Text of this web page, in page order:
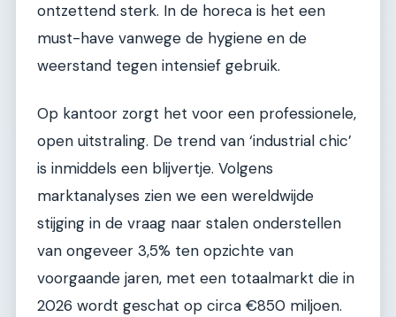
ontzettend sterk. In de horeca is het een
must-have vanwege de hygiene en de
weerstand tegen intensief gebruik.
Op kantoor zorgt het voor een professionele,
open uitstraling. De trend van ‘industrial chic’
is inmiddels een blijvertje. Volgens
marktanalyses zien we een wereldwijde
stijging in de vraag naar stalen onderstellen
van ongeveer 3,5% ten opzichte van
voorgaande jaren, met een totaalmarkt die in
2026 wordt geschat op circa €850 miljoen.